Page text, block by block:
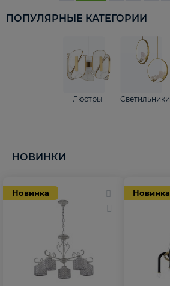
ПОПУЛЯРНЫЕ КАТЕГОРИИ
Люстры Светильники
НОВИНКИ
Новинка Новинка